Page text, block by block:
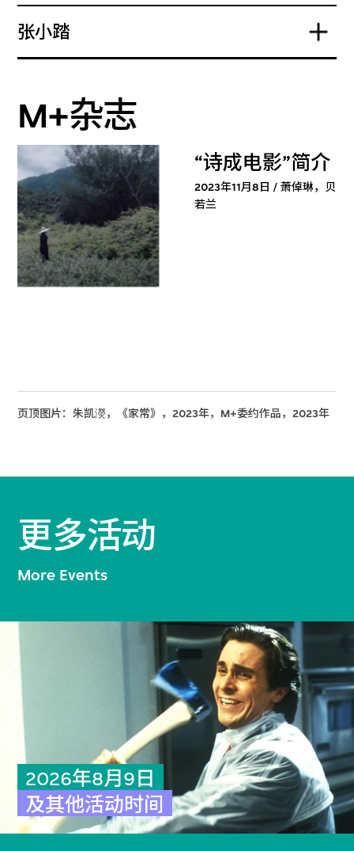
张小踏
M+杂志
“诗成电影”简介
2023年11月8日 / 萧倬琳，贝
若兰
页顶图片：朱凯濙，《家常》，2023年，M+委约作品，2023年
更多活动
More Events
2026年8月9日
及其他活动时间